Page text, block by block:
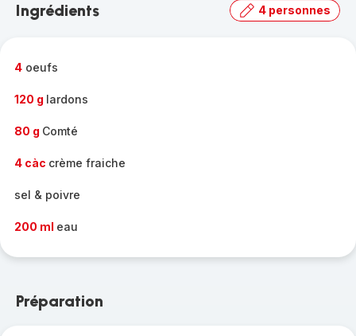
gamme
Ingrédients 4 personnes
4 oeufs
120 g lardons
80 g Comté
4 càc crème fraiche
sel & poivre
200 ml eau
Préparation